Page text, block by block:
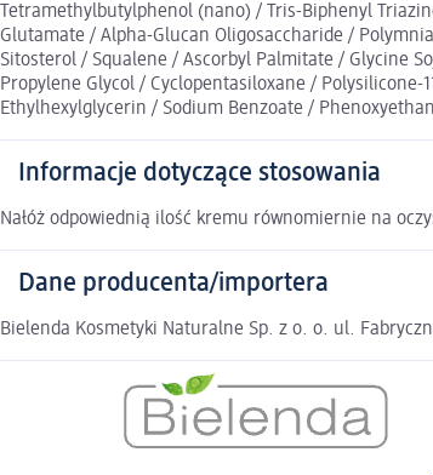
Tetramethylbutylphenol (nano) / Tris-Biphenyl
Glutamate / Alpha-Glucan Oligosaccharide /
Sitosterol / Squalene / Ascorbyl Palmitate / Glycine
Propylene Glycol / Cyclopentasiloxane /
Ethylhexylglycerin / Sodium Benzoate /
Informacje dotyczące stosowania
Nałóż odpowiednią ilość kremu równomiernie na
Dane producenta/importera
Bielenda Kosmetyki Naturalne Sp. z o. o. ul.